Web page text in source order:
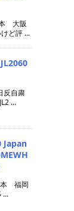
大阪
ど評 ...
反自粛
...
Japan
本 福岡
...